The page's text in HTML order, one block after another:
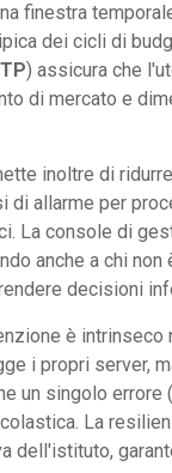
finestra
dei cicli di
) assicura che
di mercato e
inoltre di
allarme per
La console di
anche a chi
decisioni
è intrinseco
i propri server,
un singolo
La
dell'istituto,